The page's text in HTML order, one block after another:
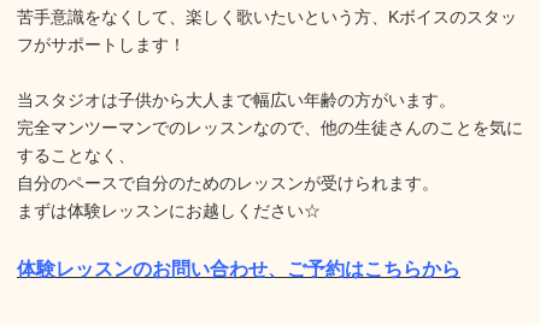
苦手意識をなくして、楽しく歌いたいという方、Kボイスのスタッ
フがサポートします！
当スタジオは子供から大人まで幅広い年齢の方がいます。
完全マンツーマンでのレッスンなので、他の生徒さんのことを気に
することなく、
自分のペースで自分のためのレッスンが受けられます。
まずは体験レッスンにお越しください☆
体験レッスンのお問い合わせ、ご予約はこちらから